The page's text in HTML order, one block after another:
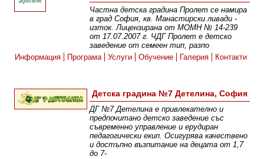
Частна детска градина Пролет се намира
в град София, кв. Манастирски ливади -
изток. Лицензирана от МОМН № 14-239
от 17.07.2007 г. ЧДГ Пролет е детско
заведение от семеен тип, разпо
Информация
Програма Услуги Обучение Галерия Контакти
Детска градина №7 Детелина, София
ДГ №7 Детелина е привлекателно и
предпочитано детско заведение със
съвременно управление и ерудиран
педагогически екип. Осигурява качествено
и достъпно възпитание на децата от 1,7
до 7-